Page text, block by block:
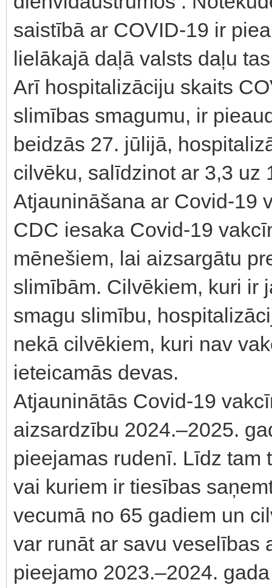
saistībā ar COVID-19 ir
lielākajā daļā valsts daļu
Arī hospitalizāciju skaits
slimības smagumu, ir
beidzās 27. jūlijā,
cilvēku, salīdzinot ar 3,3 uz
Atjaunināšana ar Covid-19
CDC iesaka Covid-19
mēnešiem, lai aizsargātu
slimībām. Cilvēkiem, kuri ir
smagu slimību,
nekā cilvēkiem, kuri nav
ieteicamās devas.
Atjauninātās Covid-19
aizsardzību 2024.–2025.
pieejamas rudenī. Līdz tam
vai kuriem ir tiesības
vecumā no 65 gadiem un
var runāt ar savu veselības
pieejamo 2023.–2024.